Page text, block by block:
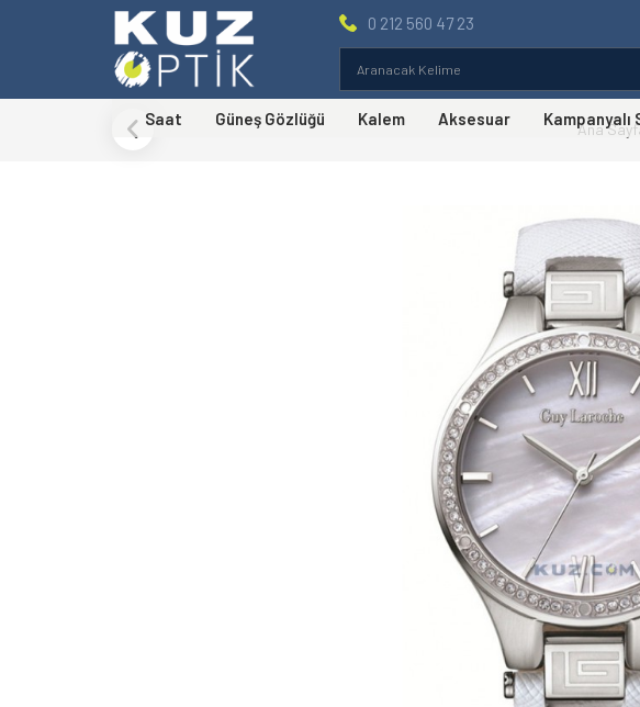
0 212 560 47 23
Saat Güneş Gözlüğü Kalem Aksesuar
Ana